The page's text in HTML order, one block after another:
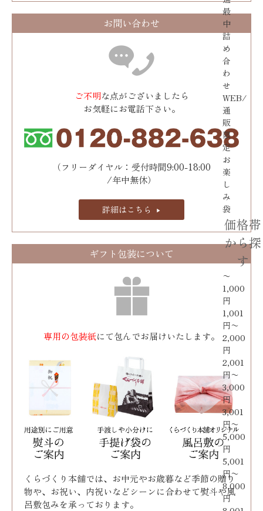
最
中
詰
め
合
わ
せ
WEB/
通
販
限
定
お
楽
し
み
袋
価格帯
から探
す
〜
1,000
円
1,001
円〜
2,000
円
2,001
円〜
3,000
円
3,001
円〜
5,000
円
5,001
円〜
8,000
円
お問い合わせ
ご不明な点がございましたら
お気軽にお電話下さい。
（フリーダイヤル：受付時間9:00-18:00
/年中無休）
詳細はこちら
ギフト包装について
専用の包装紙にて包んでお届けいたします。
くらづくり本舗では、お中元やお歳暮など季節の贈り
物や、お祝い、内祝いなどシーンに合わせて熨斗や風
呂敷包みを承っております｡